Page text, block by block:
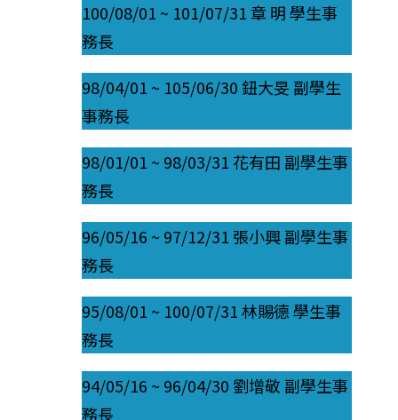
100/08/01 ~ 101/07/31 章 明 學生事
務長
98/04/01 ~ 105/06/30 鈕大旻 副學生
事務長
98/01/01 ~ 98/03/31 花有田 副學生事
務長
96/05/16 ~ 97/12/31 張小興 副學生事
務長
95/08/01 ~ 100/07/31 林賜德 學生事
務長
94/05/16 ~ 96/04/30 劉增敬 副學生事
務長